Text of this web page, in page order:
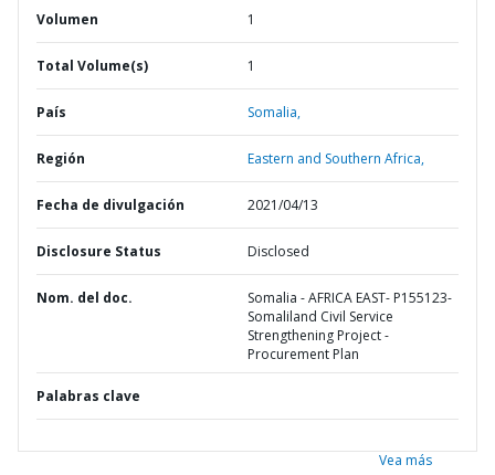
Volumen 1
Total Volume(s) 1
País Somalia,
Región Eastern and Southern Africa,
Fecha de divulgación 2021/04/13
Disclosure Status Disclosed
Nom. del doc.
Somalia - AFRICA EAST- P155123-
Somaliland Civil Service
Strengthening Project -
Procurement Plan
Palabras clave
Vea más